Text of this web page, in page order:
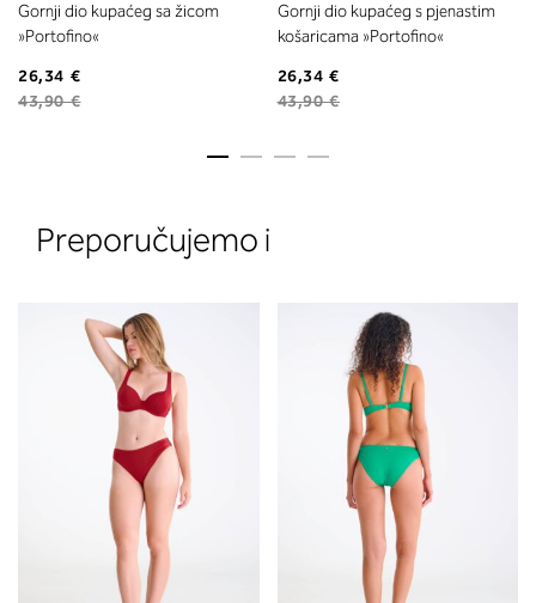
Gornji dio kupaćeg sa žicom
»Portofino«
26,34 €
43,90 €
Gornji dio kupaćeg s pjenastim
košaricama »Portofino«
26,34 €
43,90 €
Preporučujemo i
2. Prsni obseg
Izmerite prsni obseg. Šiviljski
položite čez hrbet v višini
izreza in čez prsi, v višini bradavic
vdolbine med prsmi. V razdelku 2.
boste prebrali, katera globina
ustreza vaši meri (A, B …) – iščite v
stolpcu, ki ste ga določili s